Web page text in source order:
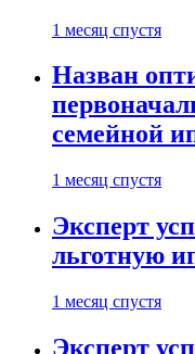
1 месяц спустя
Назван
семейной
1 месяц спустя
Эксперт
льготную
1 месяц спустя
Эксперт